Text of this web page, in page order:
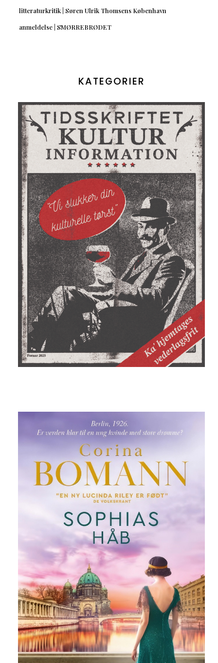
litteraturkritik | Søren Ulrik Thomsens København
anmeldelse | SMØRREBRØDET
KATEGORIER